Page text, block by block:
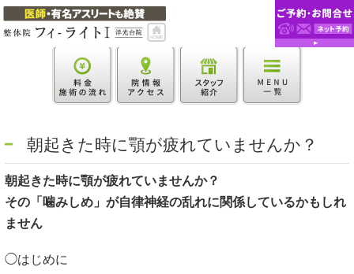
朝起きた時に顎が疲れていませんか？
朝起きた時に顎が疲れていませんか？
その「噛みしめ」が自律神経の乱れに関係しているかもしれ
ません
◯はじめに